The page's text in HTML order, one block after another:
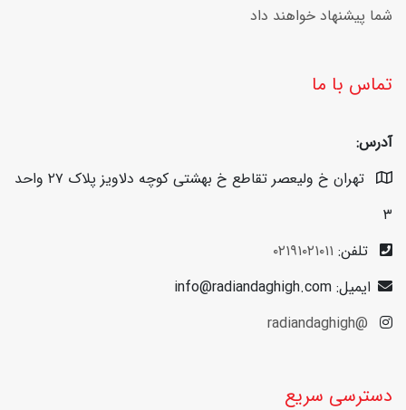
شما پیشنهاد خواهند داد
تماس با ما
آدرس:
تهران خ ولیعصر تقاطع خ بهشتی کوچه دلاویز پلاک ۲۷ واحد
۳
تلفن: ۰۲۱۹۱۰۲۱۰۱۱
ایمیل: info@radiandaghigh.com
@radiandaghigh
دسترسی سریع